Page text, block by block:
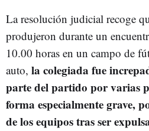
La resolución judicial recoge
produjeron durante un
10.00 horas en un campo de
auto, la colegiada fue
parte del partido por varias
forma especialmente grave,
de los equipos tras ser